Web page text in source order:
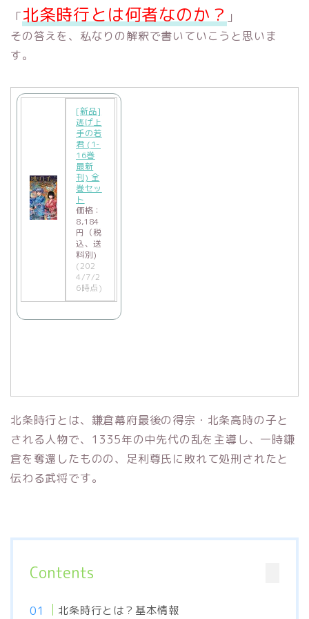
「北条時行とは何者なのか？ 」
その答えを、私なりの解釈で書いていこうと思いま
す。
[新品]
逃げ上
手の若
君 (1-
16巻
最新
刊) 全
巻セッ
ト
価格：
8,184
円（税
込、送
料別)
(202
4/7/2
6時点)
北条時行とは、鎌倉幕府最後の得宗・ 北条高時の子と
される人物で、1335年の中先代の乱を主導し、一時鎌
倉を奪還したものの、 足利尊氏に敗れて処刑されたと
伝わる武将です。
Contents
北条時行とは？基本情報